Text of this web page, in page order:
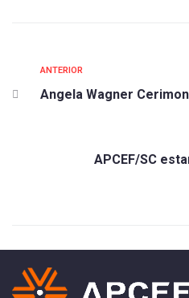
ANTERIOR
Angela Wagner
APCEF/SC